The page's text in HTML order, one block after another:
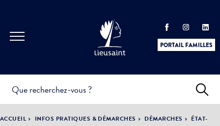
PORTAIL FAMILLES
PRATIQUES &
DÉMARCHES
ACTUALITÉS &
ÉVÈNEMENTS
ACCUEIL INFOS PRATIQUES & DÉMARCHES DÉMARCHES
ÉTAT-